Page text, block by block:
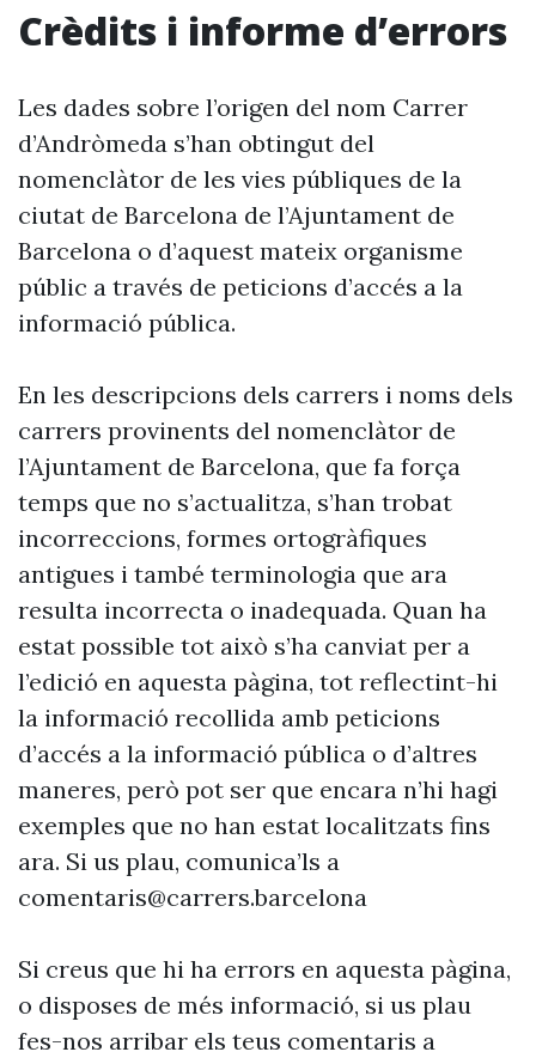
Crèdits i informe d’errors
Les dades sobre l’origen del nom Carrer
d’Andròmeda s’han obtingut del
nomenclàtor de les vies públiques de la
ciutat de Barcelona de l’Ajuntament de
Barcelona o d’aquest mateix organisme
públic a través de peticions d’accés a la
informació pública.
En les descripcions dels carrers i noms dels
carrers provinents del nomenclàtor de
l’Ajuntament de Barcelona, que fa força
temps que no s’actualitza, s’han trobat
incorreccions, formes ortogràfiques
antigues i també terminologia que ara
resulta incorrecta o inadequada. Quan ha
estat possible tot això s’ha canviat per a
l’edició en aquesta pàgina, tot reflectint-hi
la informació recollida amb peticions
d’accés a la informació pública o d’altres
maneres, però pot ser que encara n’hi hagi
exemples que no han estat localitzats fins
ara. Si us plau, comunica’ls a
comentaris@carrers.barcelona
Si creus que hi ha errors en aquesta pàgina,
o disposes de més informació, si us plau
fes-nos arribar els teus comentaris a